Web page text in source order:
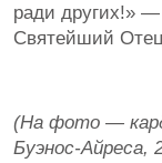
ради других!» —
Святейший
(На фото —
Буэнос-Айреса,